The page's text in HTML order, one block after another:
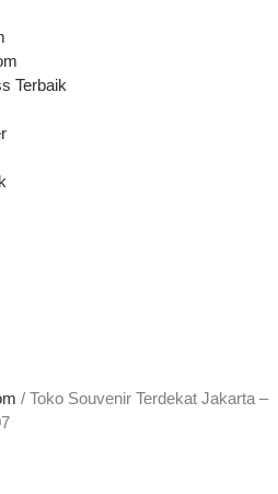
Terbaik
/ Toko Souvenir Terdekat Jakarta –